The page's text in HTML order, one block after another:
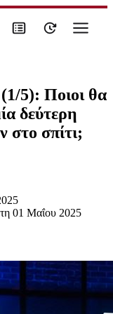
5): Ποιοι θα
δεύτερη
στο σπίτι;
01 Μαΐου 2025